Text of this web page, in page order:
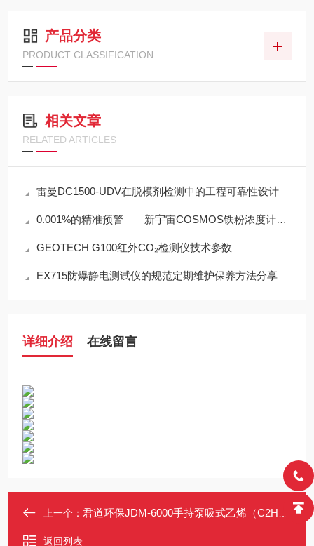
产品分类
PRODUCT CLASSIFICATION
相关文章
RELATED ARTICLES
雷曼DC1500-UDV在脱模剂检测中的工程可靠性设计
0.001%的精准预警——新宇宙COSMOS铁粉浓度计SDM-72守护齿轮箱健康
GEOTECH G100红外CO₂检测仪技术参数
EX715防爆静电测试仪的规范定期维护保养方法分享
详细介绍 在线留言
上一个： 君道环保JDM-6000手持泵吸式乙烯（C2H4）检测仪
返回列表